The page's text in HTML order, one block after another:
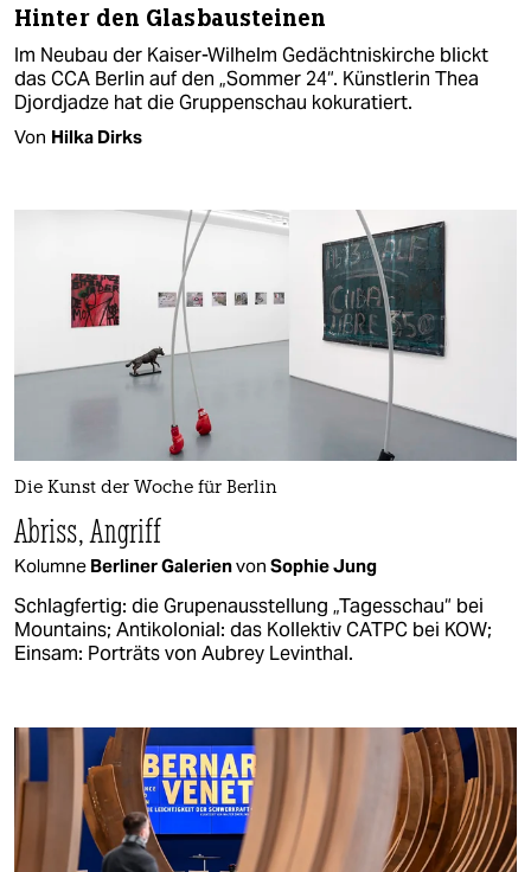
Hinter den Glasbausteinen
Im Neubau der Kaiser-Wilhelm Gedächtniskirche blickt
das CCA Berlin auf den „Sommer 24“. Künstlerin Thea
Djordjadze hat die Gruppenschau kokuratiert.
Von Hilka Dirks
Die Kunst der Woche für Berlin
Abriss, Angriff
Kolumne Berliner Galerienvon Sophie Jung
Schlagfertig: die Grupenausstellung „Tagesschau“ bei
Mountains; Antikolonial: das Kollektiv CATPC bei KOW;
Einsam: Porträts von Aubrey Levinthal.